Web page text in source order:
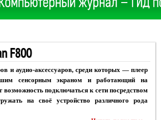
F800
и аудио-аксессуаров, среди которых — плеер
сенсорным экраном и работающий на
подключаться к сети посредством
на своё устройство различного рода